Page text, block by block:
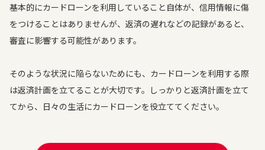
基本的にカードローンを利用していること自体が、信用情報に傷
をつけることはありませんが、返済の遅れなどの記録があると、
審査に影響する可能性があります。
そのような状況に陥らないためにも、カードローンを利用する際
は返済計画を立てることが大切です。しっかりと返済計画を立て
てから、日々の生活にカードローンを役立ててください。